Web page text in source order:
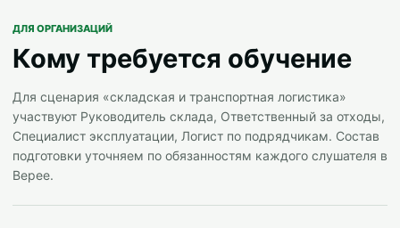
ДЛЯ ОРГАНИЗАЦИЙ
Кому требуется обучение
Для сценария «складская и транспортная логистика»
участвуют Руководитель склада, Ответственный за отходы,
Специалист эксплуатации, Логист по подрядчикам. Состав
подготовки уточняем по обязанностям каждого слушателя в
Верее.